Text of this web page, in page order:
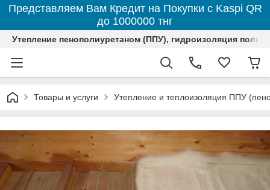
Представляем Вам Кредит на Покупки с Kaspi QR
до 1000000 тнг
Утепление пенополиуретаном (ППУ), гидроизоляция
Товары и услуги Утепление и теплоизоляция ППУ